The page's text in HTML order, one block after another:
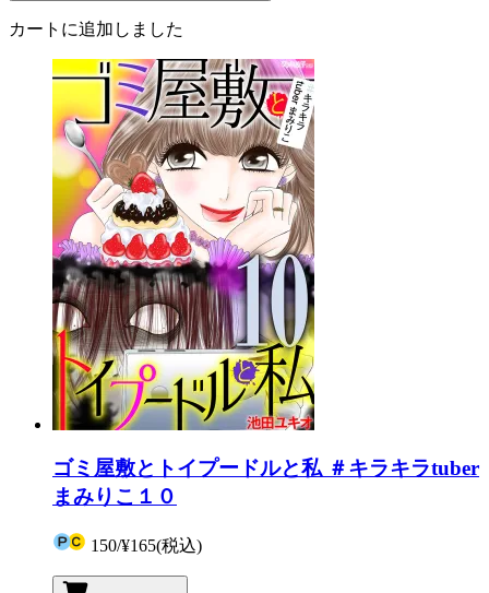
カートに追加しました
ゴミ屋敷とトイプードルと私 ＃キラキラtuber
まみりこ１０
150/¥165(税込)